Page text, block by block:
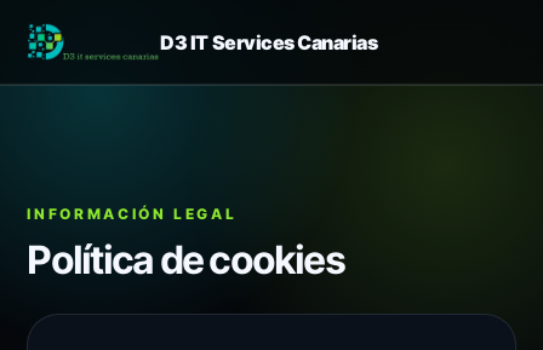
D3 IT Services Canarias
INFORMACIÓN LEGAL
Política de cookies